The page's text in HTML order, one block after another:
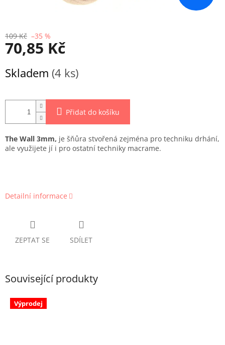
109 Kč –35 %
70,85 Kč
cena:
Skladem (4 ks)
Přidat do košíku
The Wall 3mm, je šňůra stvořená zejména pro techniku drhání,
ale využijete jí i pro ostatní techniky macrame.
Detailní informace
ZEPTAT SE SDÍLET
Související produkty
Výprodej